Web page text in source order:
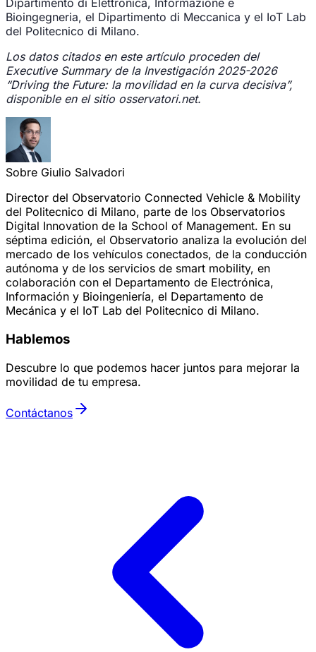
Dipartimento di Elettronica, Informazione e
Bioingegneria, el Dipartimento di Meccanica y el IoT Lab
del Politecnico di Milano.
Los datos citados en este artículo proceden del
Executive Summary de la Investigación 2025-2026
“Driving the Future: la movilidad en la curva decisiva”,
disponible en el sitio osservatori.net.
Sobre Giulio Salvadori
Director del Observatorio Connected Vehicle & Mobility
del Politecnico di Milano, parte de los Observatorios
Digital Innovation de la School of Management. En su
séptima edición, el Observatorio analiza la evolución del
mercado de los vehículos conectados, de la conducción
autónoma y de los servicios de smart mobility, en
colaboración con el Departamento de Electrónica,
Información y Bioingeniería, el Departamento de
Mecánica y el IoT Lab del Politecnico di Milano.
Hablemos
Descubre lo que podemos hacer juntos para mejorar la
movilidad de tu empresa.
Contáctanos